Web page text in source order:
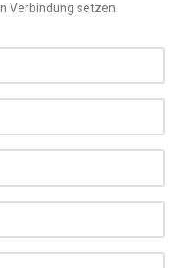
Verbindung setzen.